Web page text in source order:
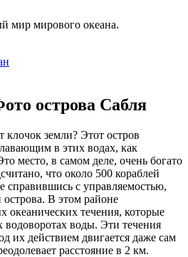
мир мирового океана.
острова Сабля
клочок земли? Этот остров
в этих водах, как
место, в самом деле, очень богато
что около 500 кораблей
справившись с управляемостью,
острова. В этом районе
океанических течения, которые
воды. Эти течения
их действием двигается даже сам
расстояние в 2 км.